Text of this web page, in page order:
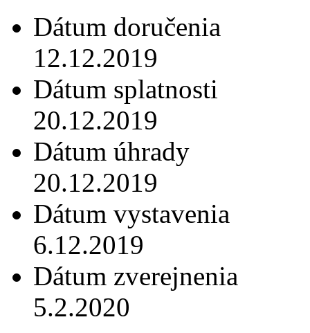
Dátum doručenia
12.12.2019
Dátum splatnosti
20.12.2019
Dátum úhrady
20.12.2019
Dátum vystavenia
6.12.2019
Dátum zverejnenia
5.2.2020